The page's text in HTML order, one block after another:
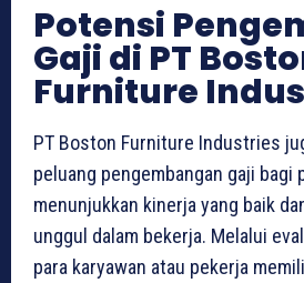
Potensi
Gaji di PT
Furniture
PT Boston Furniture Industries
peluang pengembangan gaji bagi
menunjukkan kinerja yang baik
unggul dalam bekerja. Melalui
para karyawan atau pekerja